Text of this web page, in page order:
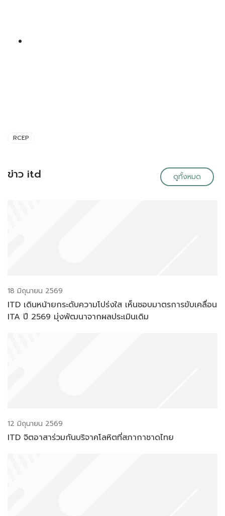
RCEP
ข่าว itd ดูทั้งหมด
18 มิถุนายน 2569
ITD เดินหน้ายกระดับความโปร่งใส เห็นชอบมาตรการขับเคลื่อน
ITA ปี 2569 มุ่งพัฒนาจากผลประเมินเดิม
12 มิถุนายน 2569
ITD จิตอาสาร่วมกันบริจาคโลหิตที่สภากาชาดไทย